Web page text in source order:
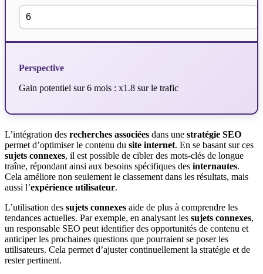
Perspective
Gain potentiel sur 6 mois : x1.8 sur le trafic
L’intégration des recherches associées dans une stratégie SEO
permet d’optimiser le contenu du site internet. En se basant sur ces
sujets connexes, il est possible de cibler des mots-clés de longue
traîne, répondant ainsi aux besoins spécifiques des internautes.
Cela améliore non seulement le classement dans les résultats, mais
aussi l’expérience utilisateur.
L’utilisation des sujets connexes aide de plus à comprendre les
tendances actuelles. Par exemple, en analysant les sujets connexes,
un responsable SEO peut identifier des opportunités de contenu et
anticiper les prochaines questions que pourraient se poser les
utilisateurs. Cela permet d’ajuster continuellement la stratégie et de
rester pertinent.